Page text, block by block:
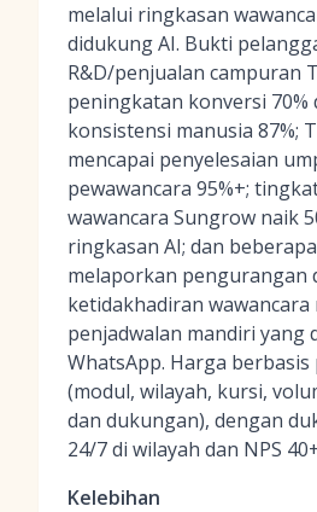
melalui ringkasan
didukung AI. Bukti
R&D/penjualan campuran
peningkatan konversi 70%
konsistensi manusia 87%;
mencapai penyelesaian
pewawancara 95%+;
wawancara Sungrow naik
ringkasan AI; dan
melaporkan pengurangan
ketidakhadiran wawancara
penjadwalan mandiri yang
WhatsApp. Harga berbasis
(modul, wilayah, kursi,
dan dukungan), dengan
24/7 di wilayah dan NPS
Kelebihan